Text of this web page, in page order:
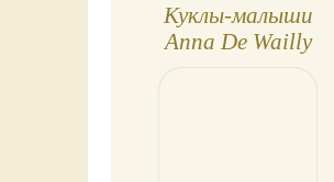
Куклы-малыши
Anna De Wailly